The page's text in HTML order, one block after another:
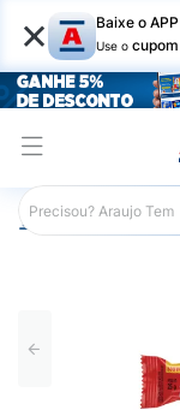
× Baixe o
Use o cupom
Araujo